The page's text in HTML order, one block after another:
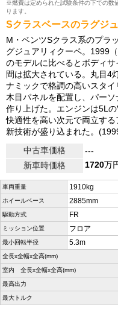
※燃費は定められた試験条件の下での数
ります。
Sクラスベースのラグジ
M・ベンツSクラス系のプラ
グジュアリィクーペ。1999
のモデルに比べるとボディ
間は拡大されている。丸目4
ナミックで格調の高いスタ
木目パネルを配置し、パー
作り上げた。エンジンは5L
快適性を高い次元で両立す
新技術が盛り込まれた。
中古車価格
---
新車時価格
1720万
車両重量 1910kg
ホイールベース 2885mm
駆動方式 FR
ミッション位置 フロア
最小回転半径 5.3m
全長x全幅x全高(mm)
室内 全長x全幅x全高(mm)
最高出力
最大トルク